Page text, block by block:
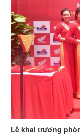
Lễ khai trương